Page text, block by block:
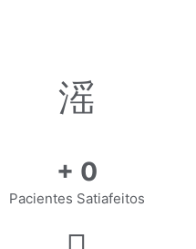
+ 0
Pacientes Satiafeitos